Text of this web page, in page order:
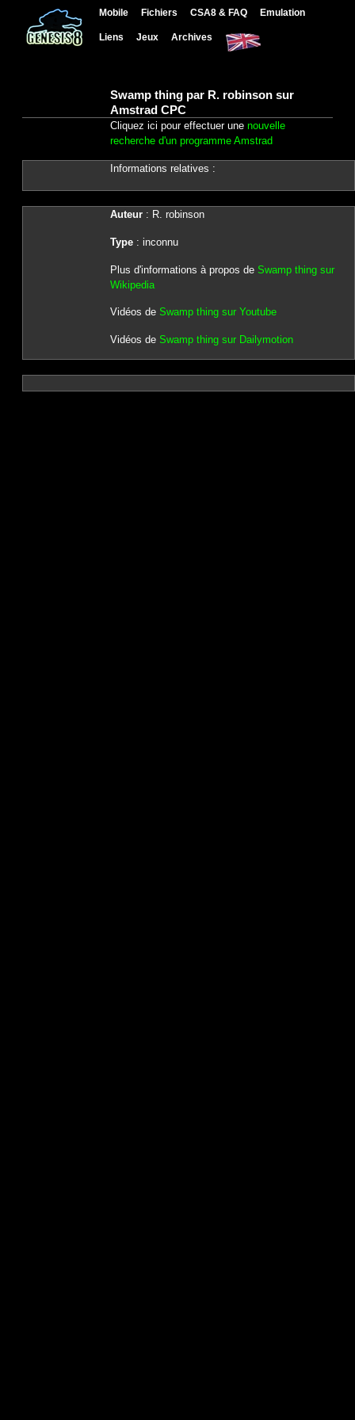
Mobile Fichiers CSA8 & FAQ Emulation
Liens Jeux Archives
Swamp thing par R. robinson sur
Amstrad CPC
Cliquez ici pour effectuer une nouvelle
recherche d'un programme Amstrad
Informations relatives :
Auteur: R. robinson
Type: inconnu
Plus d'informations à propos de Swamp thing sur
Wikipedia
Vidéos de Swamp thing sur Youtube
Vidéos de Swamp thing sur Dailymotion